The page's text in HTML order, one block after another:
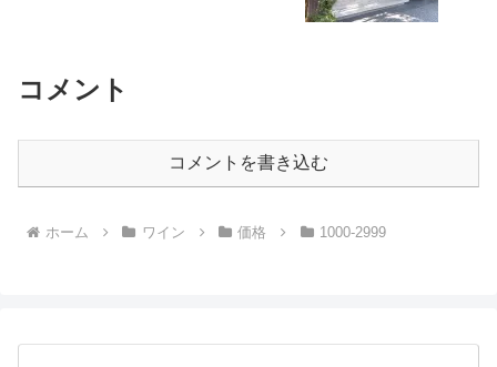
コメント
コメントを書き込む
ホーム ワイン 価格 1000-2999